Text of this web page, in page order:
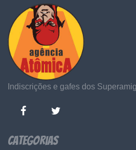
Indiscrições e gafes dos
Categorias